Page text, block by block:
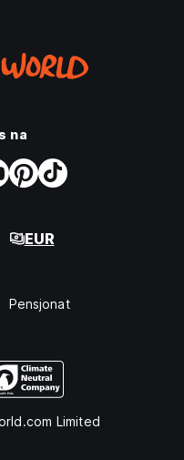
na
EUR
Pensjonat
Limited